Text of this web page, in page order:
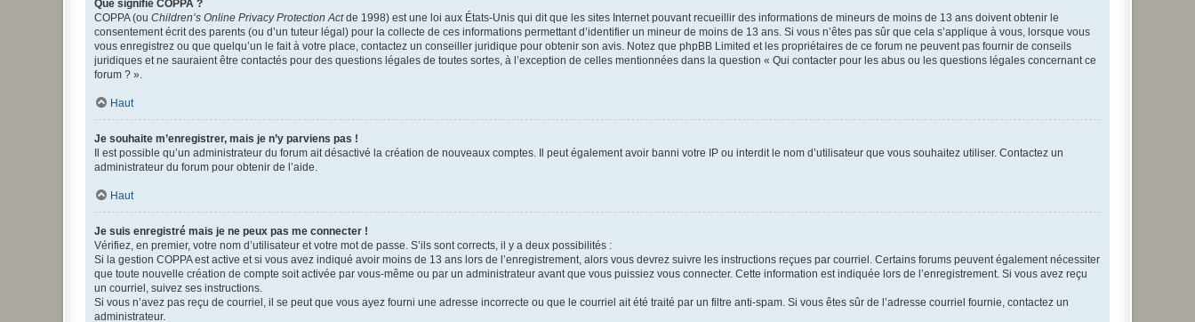
Que signifie COPPA ?
COPPA (ou Children’s Online Privacy Protection Actde 1998) est une loi aux États-Unis qui dit que les sites Internet pouvant recueillir des informations de mineurs de moins de 13 ans doivent obtenir le
consentement écrit des parents (ou d’un tuteur légal) pour la collecte de ces informations permettant d’identifier un mineur de moins de 13 ans. Si vous n’êtes pas sûr que cela s’applique à vous, lorsque vous
vous enregistrez ou que quelqu’un le fait à votre place, contactez un conseiller juridique pour obtenir son avis. Notez que phpBB Limited et les propriétaires de ce forum ne peuvent pas fournir de conseils
juridiques et ne sauraient être contactés pour des questions légales de toutes sortes, à l’exception de celles mentionnées dans la question « Qui contacter pour les abus ou les questions légales concernant ce
forum ? ».
Haut
Je souhaite m’enregistrer, mais je n’y parviens pas !
Il est possible qu’un administrateur du forum ait désactivé la création de nouveaux comptes. Il peut également avoir banni votre IP ou interdit le nom d’utilisateur que vous souhaitez utiliser. Contactez un
administrateur du forum pour obtenir de l’aide.
Haut
Je suis enregistré mais je ne peux pas me connecter !
Vérifiez, en premier, votre nom d’utilisateur et votre mot de passe. S’ils sont corrects, il y a deux possibilités :
Si la gestion COPPA est active et si vous avez indiqué avoir moins de 13 ans lors de l’enregistrement, alors vous devrez suivre les instructions reçues par courriel. Certains forums peuvent également nécessiter
que toute nouvelle création de compte soit activée par vous-même ou par un administrateur avant que vous puissiez vous connecter. Cette information est indiquée lors de l’enregistrement. Si vous avez reçu
un courriel, suivez ses instructions.
Si vous n’avez pas reçu de courriel, il se peut que vous ayez fourni une adresse incorrecte ou que le courriel ait été traité par un filtre anti-spam. Si vous êtes sûr de l’adresse courriel fournie, contactez un
administrateur.